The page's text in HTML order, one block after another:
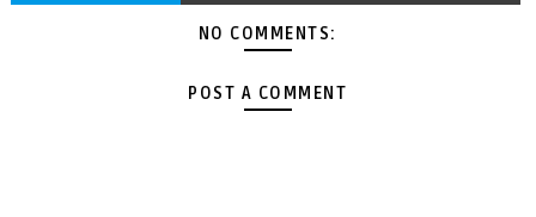
NO COMMENTS:
POST A COMMENT